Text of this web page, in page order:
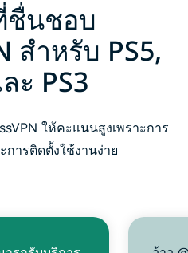
ชื่นชอบ
สำหรับ PS5,
ะ PS3
ให้คะแนนสูงเพราะการ
การติดตั้งใช้งานง่าย